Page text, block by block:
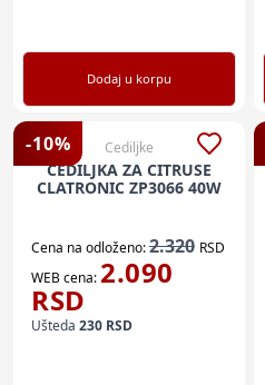
Dodaj u korpu
-10% Cediljke
CEDILJKA ZA CITRUSE
CLATRONIC ZP3066 40W
Cena na odloženo:2.320 RSD
WEB cena: 2.090
RSD
Ušteda 230 RSD